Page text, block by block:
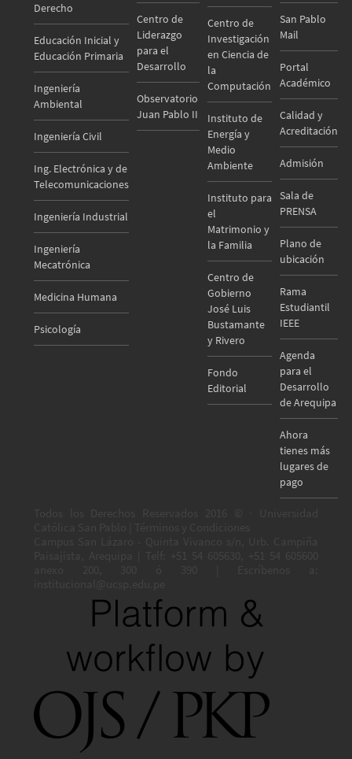
Derecho
Educación Inicial y
Educación Primaria
Ingeniería
Ambiental
Ingeniería Civil
Ing. Electrónica y de
Telecomunicaciones
Ingeniería Industrial
Ingeniería
Mecatrónica
Medicina Humana
Psicología
Centro de
Liderazgo
para el
Desarrollo
Observatorio
Juan Pablo II
Centro de
Investigación
en Ciencia de
la
Computación
Instituto de
Energía y
Medio
Ambiente
Instituto para
el
Matrimonio y
la Familia
Centro de
Gobierno
José Luis
Bustamante
y Rivero
Fondo
Editorial
San Pablo
Mail
Portal
Académico
Calidad y
Acreditación
Admisión
Sala de
PRENSA
Plano de
ubicación
Rama
Estudiantil
IEEE
Agenda
para el
Desarrollo
de Arequipa
Ahora
tienes más
lugares de
pago